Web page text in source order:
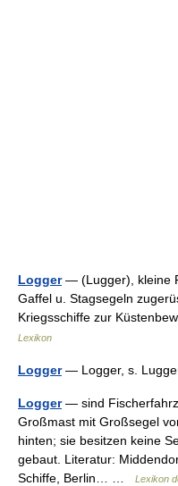
Logger— (Lugger), kleine
Gaffel u. Stagsegeln
Kriegsschiffe zur
Lexikon
Logger— Logger, s.
Logger— sind
Großmast mit Großsegel
hinten; sie besitzen keine
gebaut. Literatur:
Schiffe, Berlin… …
Lexikon